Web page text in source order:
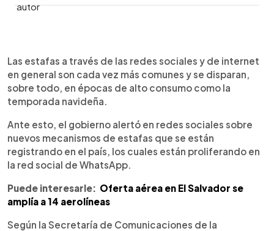
► Escuchar artículo
Las estafas a través de las redes sociales y de internet
en general son cada vez más comunes y se disparan,
sobre todo, en épocas de alto consumo como la
temporada navideña.
Ante esto, el gobierno alertó en redes sociales sobre
nuevos mecanismos de estafas que se están
registrando en el país, los cuales están proliferando en
la red social de WhatsApp.
Puede interesarle: Oferta aérea en El Salvador se
amplía a 14 aerolíneas
Según la Secretaría de Comunicaciones de la